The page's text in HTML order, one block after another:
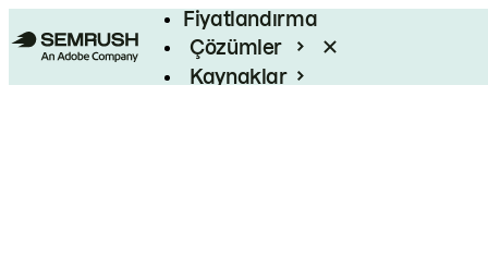
Fiyatlandırma
Çözümler
Kaynaklar